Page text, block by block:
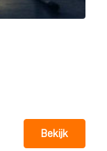
Bekijk